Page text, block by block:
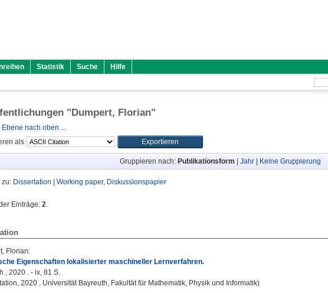
Statistik Suche Hilfe
"Dumpert, Florian"
Ebene nach oben ...
als
Gruppieren nach: Publikationsform Jahr| Keine Gruppierung
zu: Dissertation Working paper, Diskussionspapier
Einträge: 2.
Florian:
Eigenschaften lokalisierter maschineller Lernverfahren.
, 2020 . - ix, 81 S.
2020 , Universität Bayreuth, Fakultät für Mathematik, Physik und Informatik)